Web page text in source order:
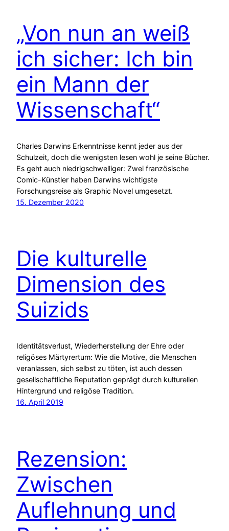
„Von nun an weiß
ich sicher: Ich bin
ein Mann der
Wissenschaft“
Charles Darwins Erkenntnisse kennt jeder aus der
Schulzeit, doch die wenigsten lesen wohl je seine Bücher.
Es geht auch niedrigschwelliger: Zwei französische
Comic-Künstler haben Darwins wichtigste
Forschungsreise als Graphic Novel umgesetzt.
15. Dezember 2020
Die kulturelle
Dimension des
Suizids
Identitätsverlust, Wiederherstellung der Ehre oder
religöses Märtyrertum: Wie die Motive, die Menschen
veranlassen, sich selbst zu töten, ist auch dessen
gesellschaftliche Reputation geprägt durch kulturellen
Hintergrund und religöse Tradition.
16. April 2019
Rezension:
Zwischen
Auflehnung und